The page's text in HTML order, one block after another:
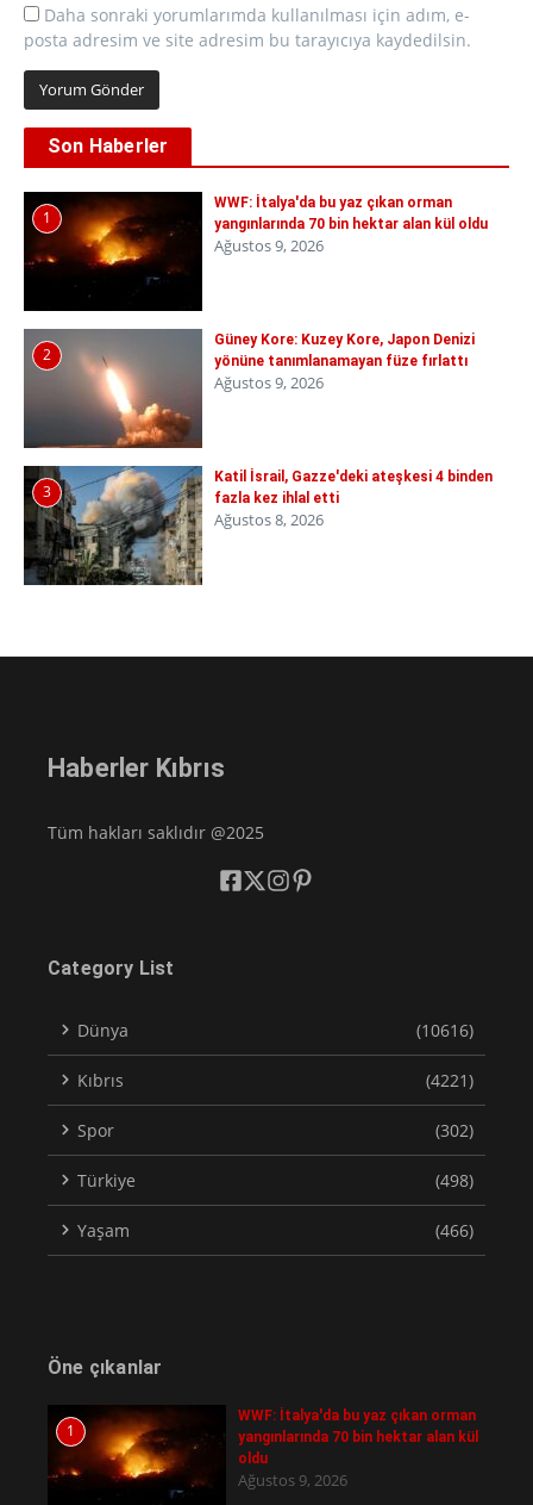
Daha sonraki yorumlarımda kullanılması için adım, e-
posta adresim ve site adresim bu tarayıcıya kaydedilsin.
Son Haberler
1
WWF: İtalya'da bu yaz çıkan orman
yangınlarında 70 bin hektar alan kül oldu
Ağustos 9, 2026
2
Güney Kore: Kuzey Kore, Japon Denizi
yönüne tanımlanamayan füze fırlattı
Ağustos 9, 2026
3
Katil İsrail, Gazze'deki ateşkesi 4 binden
fazla kez ihlal etti
Ağustos 8, 2026
Haberler Kıbrıs
Tüm hakları saklıdır @2025
Category List
Dünya (10616)
Kıbrıs (4221)
Spor (302)
Türkiye (498)
Yaşam (466)
Öne çıkanlar
1
WWF: İtalya'da bu yaz çıkan orman
yangınlarında 70 bin hektar alan kül
oldu
Ağustos 9, 2026